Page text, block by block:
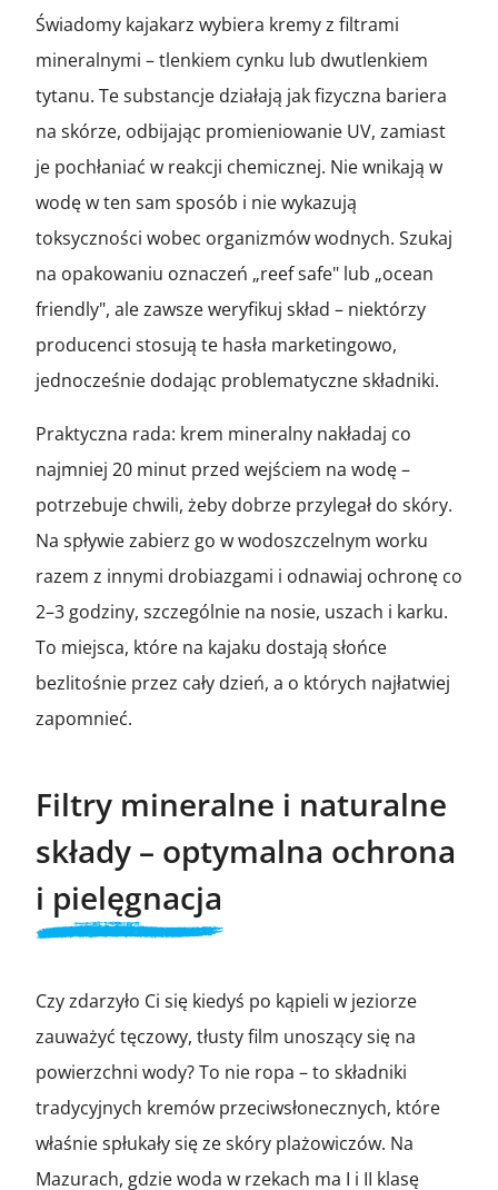
Świadomy kajakarz wybiera kremy z filtrami
mineralnymi – tlenkiem cynku lub dwutlenkiem
tytanu. Te substancje działają jak fizyczna bariera
na skórze, odbijając promieniowanie UV, zamiast
je pochłaniać w reakcji chemicznej. Nie wnikają w
wodę w ten sam sposób i nie wykazują
toksyczności wobec organizmów wodnych. Szukaj
na opakowaniu oznaczeń „reef safe" lub „ocean
friendly", ale zawsze weryfikuj skład – niektórzy
producenci stosują te hasła marketingowo,
jednocześnie dodając problematyczne składniki.
Praktyczna rada: krem mineralny nakładaj co
najmniej 20 minut przed wejściem na wodę –
potrzebuje chwili, żeby dobrze przylegał do skóry.
Na spływie zabierz go w wodoszczelnym worku
razem z innymi drobiazgami i odnawiaj ochronę co
2–3 godziny, szczególnie na nosie, uszach i karku.
To miejsca, które na kajaku dostają słońce
bezlitośnie przez cały dzień, a o których najłatwiej
zapomnieć.
Filtry mineralne i naturalne
składy – optymalna ochrona
i pielęgnacja
Czy zdarzyło Ci się kiedyś po kąpieli w jeziorze
zauważyć tęczowy, tłusty film unoszący się na
powierzchni wody? To nie ropa – to składniki
tradycyjnych kremów przeciwsłonecznych, które
właśnie spłukały się ze skóry plażowiczów. Na
Mazurach, gdzie woda w rzekach ma I i II klasę